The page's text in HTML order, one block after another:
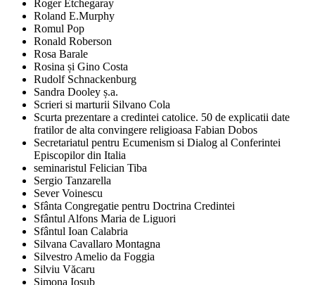
Roger Etchegaray
Roland E.Murphy
Romul Pop
Ronald Roberson
Rosa Barale
Rosina și Gino Costa
Rudolf Schnackenburg
Sandra Dooley ș.a.
Scrieri si marturii Silvano Cola
Scurta prezentare a credintei catolice. 50 de explicatii date
fratilor de alta convingere religioasa Fabian Dobos
Secretariatul pentru Ecumenism si Dialog al Conferintei
Episcopilor din Italia
seminaristul Felician Tiba
Sergio Tanzarella
Sever Voinescu
Sfânta Congregatie pentru Doctrina Credintei
Sfântul Alfons Maria de Liguori
Sfântul Ioan Calabria
Silvana Cavallaro Montagna
Silvestro Amelio da Foggia
Silviu Văcaru
Simona Iosub